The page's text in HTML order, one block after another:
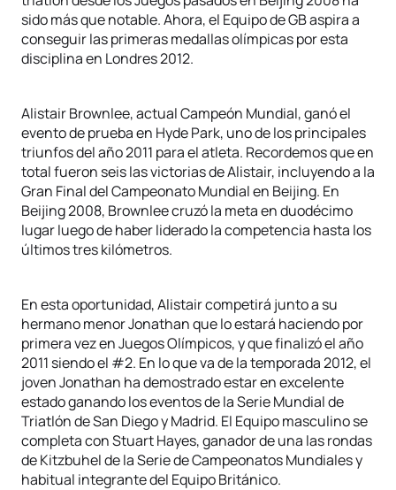
sido más que notable. Ahora, el Equipo de GB aspira a
conseguir las primeras medallas olímpicas por esta
disciplina en Londres 2012.
Alistair Brownlee, actual Campeón Mundial, ganó el
evento de prueba en Hyde Park, uno de los principales
triunfos del año 2011 para el atleta. Recordemos que en
total fueron seis las victorias de Alistair, incluyendo a la
Gran Final del Campeonato Mundial en Beijing. En
Beijing 2008, Brownlee cruzó la meta en duodécimo
lugar luego de haber liderado la competencia hasta los
últimos tres kilómetros.
En esta oportunidad, Alistair competirá junto a su
hermano menor Jonathan que lo estará haciendo por
primera vez en Juegos Olímpicos, y que finalizó el año
2011 siendo el #2. En lo que va de la temporada 2012, el
joven Jonathan ha demostrado estar en excelente
estado ganando los eventos de la Serie Mundial de
Triatlón de San Diego y Madrid. El Equipo masculino se
completa con Stuart Hayes, ganador de una las rondas
de Kitzbuhel de la Serie de Campeonatos Mundiales y
habitual integrante del Equipo Británico.